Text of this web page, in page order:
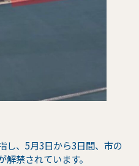
し、5月3日から3日間、市の
禁されています。